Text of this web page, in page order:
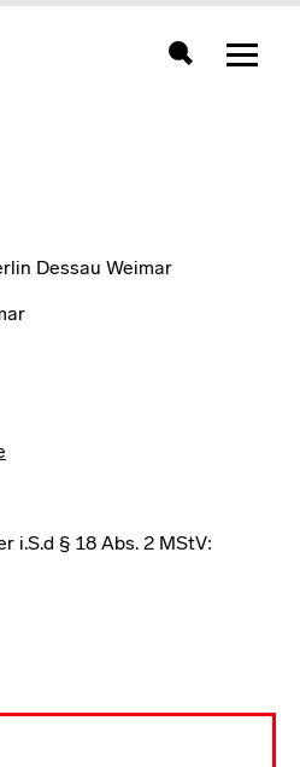
Zeigt
Dessau Weimar
i.S.d § 18 Abs. 2 MStV: